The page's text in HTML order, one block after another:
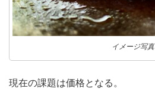
イメージ写真
現在の課題は価格となる。